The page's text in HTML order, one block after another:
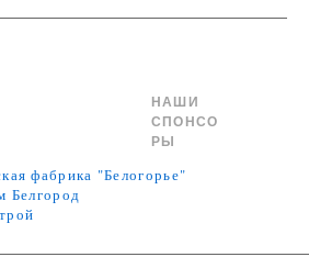
НАШИ
СПОНСО
РЫ
фабрика "Белогорье"
Белгород